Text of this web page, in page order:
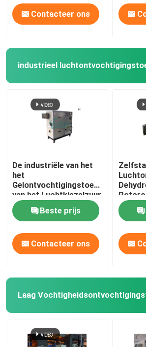
Het Dehydrerende
Contacteer ons
industrieel
De industriële van het
het
Gelontvochtigingstoestel
van het Luchtkiezelzuur
Efficiënte Energie van
de het Wieladsorptie
Beste prijs
Contacteer ons
23.8kg/